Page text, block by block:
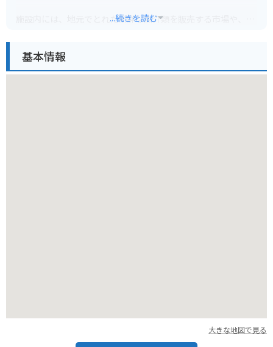
施設内には、地元でとれた新鮮な魚介類を販売する市場や、食
バイクで訪れる場合、道の駅 すさみの駐車場は広く、停めやす
...続きを読む
基本情報
大きな地図で見る